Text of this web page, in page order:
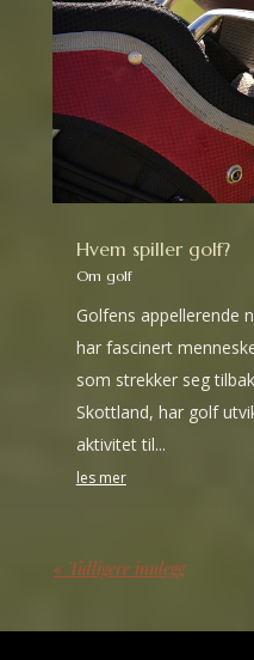
Hvem spiller golf?
Om golf
Golfens appellerende
har fascinert
som strekker seg
Skottland, har golf
aktivitet til...
les mer
« Tidligere innlegg